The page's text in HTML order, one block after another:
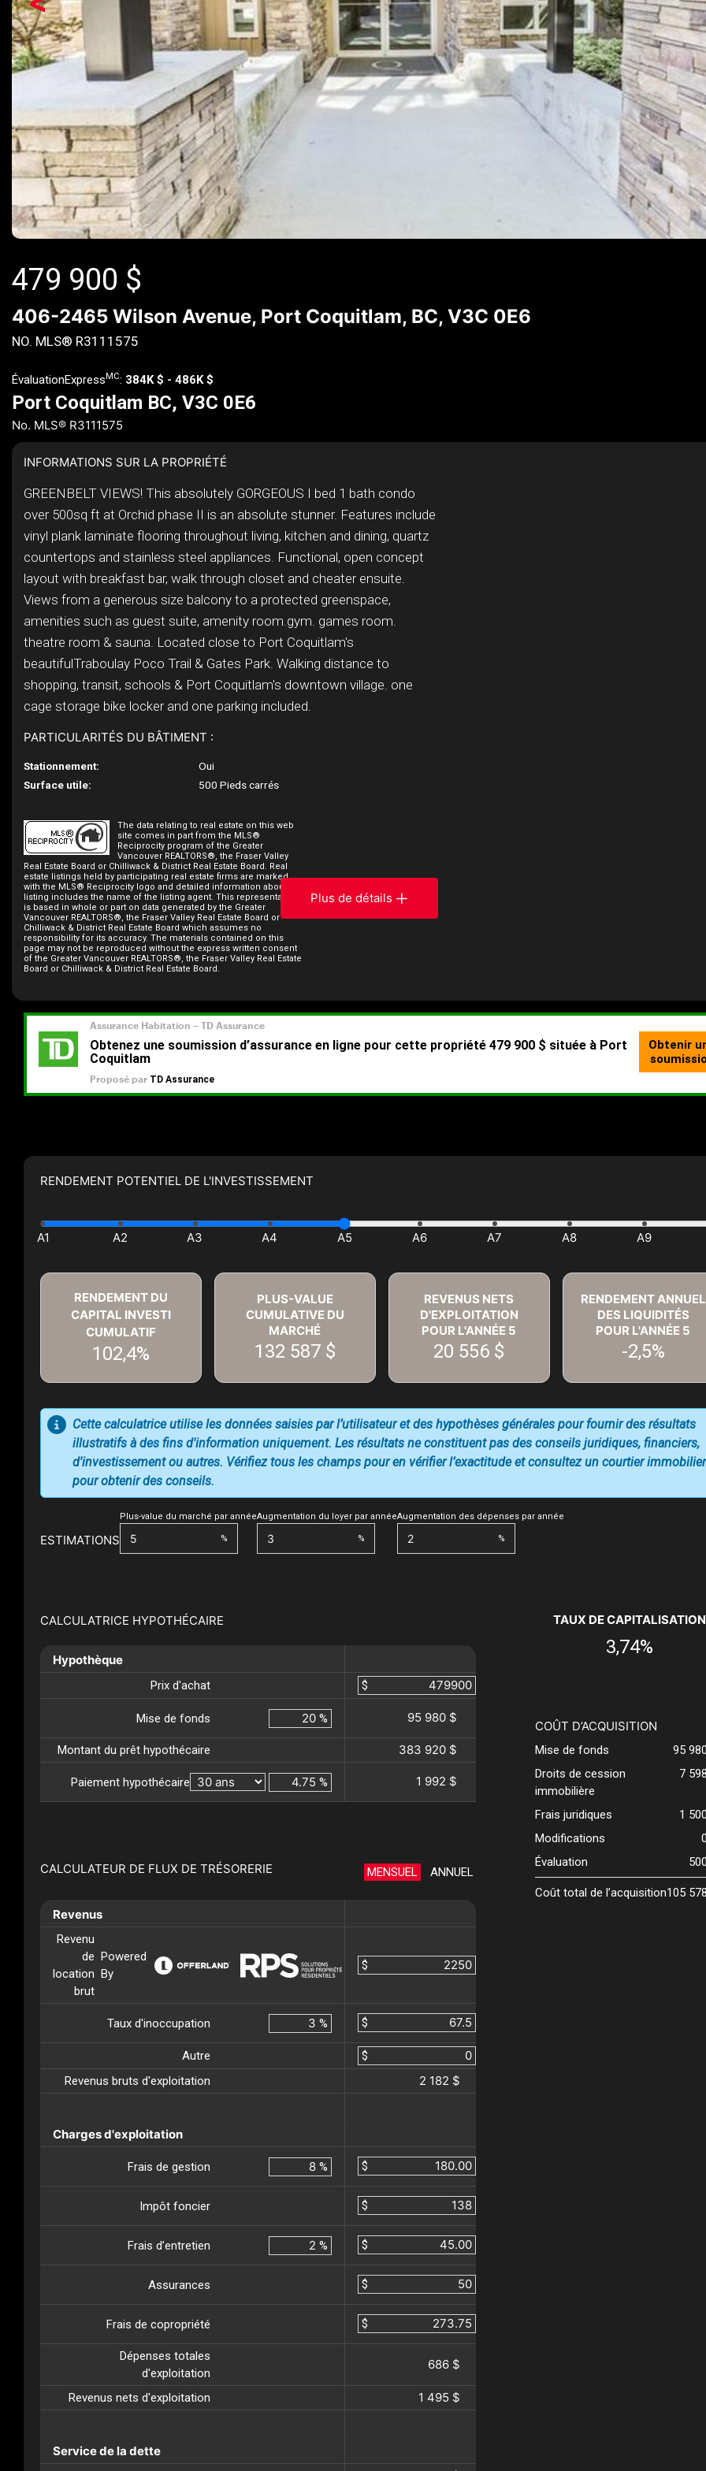
479 900 $
406-2465 Wilson Avenue, Port Coquitlam, BC, V3C 0E6
NO. MLS® R3111575
ÉvaluationExpress MC: 384K $ - 486K $
Port Coquitlam BC, V3C 0E6
No. MLS® R3111575
INFORMATIONS SUR LA PROPRIÉTÉ
GREENBELT VIEWS! This absolutely GORGEOUS I bed 1 bath condo
over 500sq ft at Orchid phase II is an absolute stunner. Features include
vinyl plank laminate flooring throughout living, kitchen and dining, quartz
countertops and stainless steel appliances. Functional, open concept
layout with breakfast bar, walk through closet and cheater ensuite.
Views from a generous size balcony to a protected greenspace,
amenities such as guest suite, amenity room.gym. games room.
theatre room & sauna. Located close to Port Coquitlam's
beautifulTraboulay Poco Trail & Gates Park. Walking distance to
shopping, transit, schools & Port Coquitlam's downtown village. one
cage storage bike locker and one parking included.
PARTICULARITÉS DU BÂTIMENT :
Stationnement:
Oui
Surface utile:
500 Pieds carrés
The data relating to real estate on this web
site comes in part from the MLS®
Reciprocity program of the Greater
Vancouver REALTORS®, the Fraser Valley
Real Estate Board or Chilliwack & District Real Estate Board. Real
estate listings held by participating real estate firms are marked
with the MLS® Reciprocity logo and detailed information about the
listing includes the name of the listing agent. This representation
is based in whole or part on data generated by the Greater
Vancouver REALTORS®, the Fraser Valley Real Estate Board or
Chilliwack & District Real Estate Board which assumes no
responsibility for its accuracy. The materials contained on this
page may not be reproduced without the express written consent
of the Greater Vancouver REALTORS®, the Fraser Valley Real Estate
Board or Chilliwack & District Real Estate Board.
Plus de détails
RENDEMENT POTENTIEL DE L'INVESTISSEMENT
RENDEMENT DU
CAPITAL INVESTI
CUMULATIF
102,4%
PLUS-VALUE
CUMULATIVE DU
MARCHÉ
132 587 $
REVENUS NETS
D'EXPLOITATION
POUR L'ANNÉE 5
20 556 $
RENDEMENT ANNUEL
DES LIQUIDITÉS
POUR L'ANNÉE 5
-2,5%
ESTIMATIONS
Plus-value du marché par année
%
Augmentation du loyer par année
%
Augmentation des dépenses par année
%
Cette calculatrice utilise les données saisies par l’utilisateur et des hypothèses générales pour fournir des résultats
illustratifs à des fins d'information uniquement. Les résultats ne constituent pas des conseils juridiques, financiers,
d'investissement ou autres. Vérifiez tous les champs pour en vérifier l’exactitude et consultez un courtier immobilier
pour obtenir des conseils.
CALCULATRICE HYPOTHÉCAIRE
Hypothèque
Prix d'achat $
Mise de fonds % 95 980 $
Montant du prêt hypothécaire 383 920 $
Paiement hypothécaire % 1 992 $
CALCULATEUR DE FLUX DE TRÉSORERIE MENSUEL ANNUEL
Revenus
Revenu
de
location
brut
Powered
By
$
Taux d'inoccupation % $
Autre
$
Revenus bruts d'exploitation
2 182 $
Charges d'exploitation
Frais de gestion % $
Impôt foncier $
Frais d’entretien % $
Assurances $
Frais de copropriété $
Dépenses totales
d'exploitation
686 $
Revenus nets d'exploitation 1 495 $
Service de la dette
TAUX DE CAPITALISATION
3,74%
COÛT D’ACQUISITION
Mise de fonds
95
Droits de cession
immobilière
7
Frais juridiques
1
Modifications
Évaluation
Coût total de l’acquisition105